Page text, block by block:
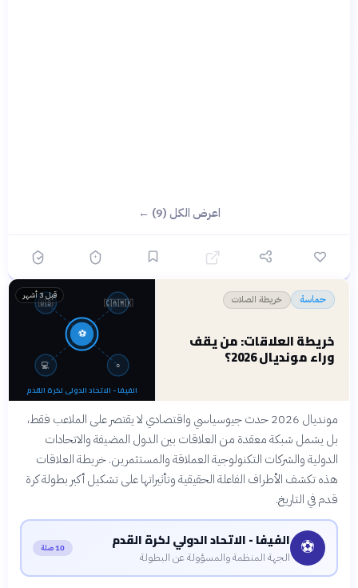
اعرض الكل (9) ←
حماسة خريطة الصلات
خريطة العلاقات: من يقف
وراء مونديال 2026؟
قبل 3 أشهر
🇺🇸 🇨🇦🇲🇽
💻 ○
⚽
الفيفا - الاتحاد الدولي لكرة القدم
مونديال 2026 حدث جيوسياسي واقتصادي لا يقتصر على الملاعب فقط،
بل يشمل شبكة معقدة من العلاقات بين الدول المضيفة والاتحادات
الدولية والشركات التكنولوجية العملاقة والمستثمرين. خريطة العلاقات
هذه تكشف الأطراف الفاعلة الحقيقية وتأثيراتها على تشكيل أكبر بطولة كرة
قدم في التاريخ.
⚽ الفيفا - الاتحاد الدولي لكرة القدم
الجهة المنظمة والمسؤولة عن البطولة
10 صلة